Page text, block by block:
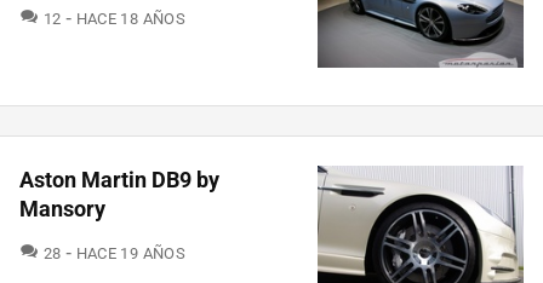
12 COMENTARIOS
HACE 18 AÑOS
Aston Martin DB9 by
Mansory
28 COMENTARIOS
HACE 19 AÑOS